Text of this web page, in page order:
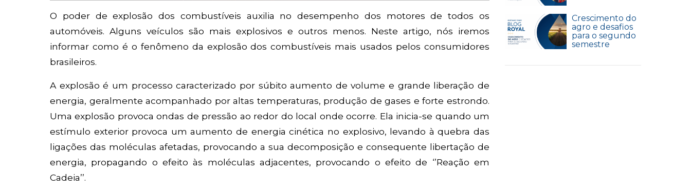
O poder de explosão dos combustíveis auxilia no desempenho dos motores de todos os
automóveis. Alguns veículos são mais explosivos e outros menos. Neste artigo, nós iremos
informar como é o fenômeno da explosão dos combustíveis mais usados pelos consumidores
brasileiros.
A explosão é um processo caracterizado por súbito aumento de volume e grande liberação de
energia, geralmente acompanhado por altas temperaturas, produção de gases e forte estrondo.
Uma explosão provoca ondas de pressão ao redor do local onde ocorre. Ela inicia-se quando um
estímulo exterior provoca um aumento de energia cinética no explosivo, levando à quebra das
ligações das moléculas afetadas, provocando a sua decomposição e consequente libertação de
energia, propagando o efeito às moléculas adjacentes, provocando o efeito de ‘’Reação em
Cadeia’’.
Crescimento do
agro e desafios
para o segundo
semestre